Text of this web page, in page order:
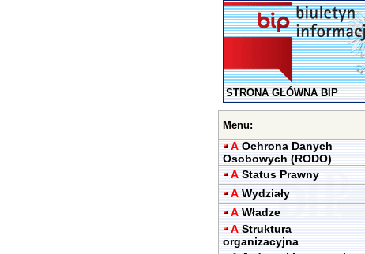
STRONA GŁÓWNA BIP
Menu:
A Ochrona Danych
Osobowych (RODO)
A Status Prawny
A Wydziały
A Władze
A Struktura
organizacyjna